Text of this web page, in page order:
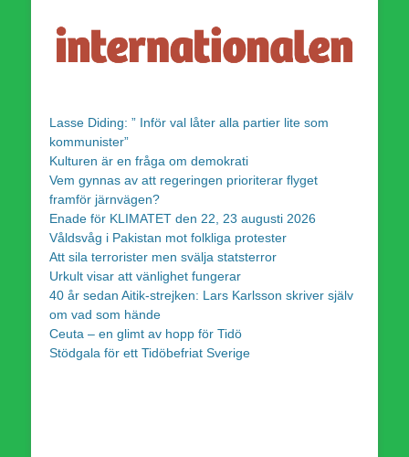
Lasse Diding: ” Inför val låter alla partier lite som
kommunister”
Kulturen är en fråga om demokrati
Vem gynnas av att regeringen prioriterar flyget
framför järnvägen?
Enade för KLIMATET den 22, 23 augusti 2026
Våldsvåg i Pakistan mot folkliga protester
Att sila terrorister men svälja statsterror
Urkult visar att vänlighet fungerar
40 år sedan Aitik-strejken: Lars Karlsson skriver själv
om vad som hände
Ceuta – en glimt av hopp för Tidö
Stödgala för ett Tidöbefriat Sverige